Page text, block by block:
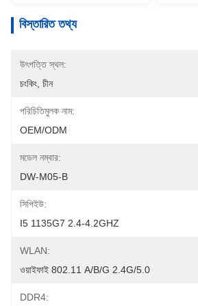
বিস্তারিত তথ্য
উৎপত্তি স্থল:
চংকিং, চীন
পরিচিতিমুলক নাম:
OEM/ODM
মডেল নম্বার:
DW-M05-B
সিপিইউ:
I5 1135G7 2.4-4.2GHZ
WLAN:
ওয়াইফাই 802.11 A/b/g 2.4G/5.0
DDR4: